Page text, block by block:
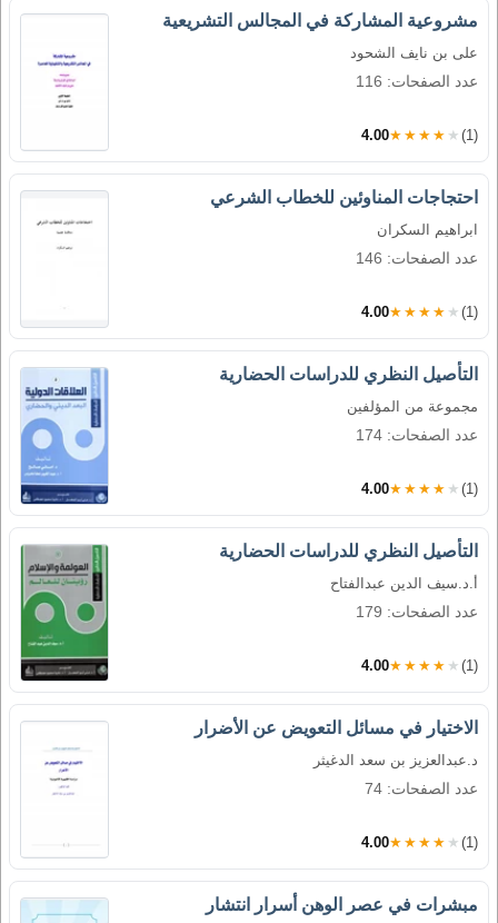
مشروعية المشاركة في المجالس التشريعية
على بن نايف الشحود
عدد الصفحات: 116
4.00★★★★★ (1)
احتجاجات المناوئين للخطاب الشرعي
ابراهيم السكران
عدد الصفحات: 146
4.00★★★★★ (1)
التأصيل النظري للدراسات الحضارية
مجموعة من المؤلفين
عدد الصفحات: 174
4.00★★★★★ (1)
التأصيل النظري للدراسات الحضارية
أ.د.سيف الدين عبدالفتاح
عدد الصفحات: 179
4.00★★★★★ (1)
الاختيار في مسائل التعويض عن الأضرار
د.عبدالعزيز بن سعد الدغيثر
عدد الصفحات: 74
4.00★★★★★ (1)
مبشرات في عصر الوهن أسرار انتشار